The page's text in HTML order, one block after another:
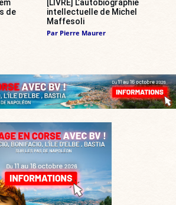
de
[LIVRE] L’autobiographie
intellectuelle de Michel
Maffesoli
Par Pierre Maurer